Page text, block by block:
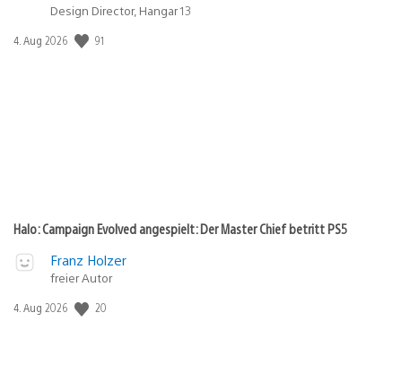
Design Director, Hangar 13
Veröffentlichungsdatum:
4. Aug 2026 91
Halo: Campaign Evolved angespielt: Der Master Chief betritt PS5
Franz Holzer
freier Autor
Veröffentlichungsdatum:
4. Aug 2026 20